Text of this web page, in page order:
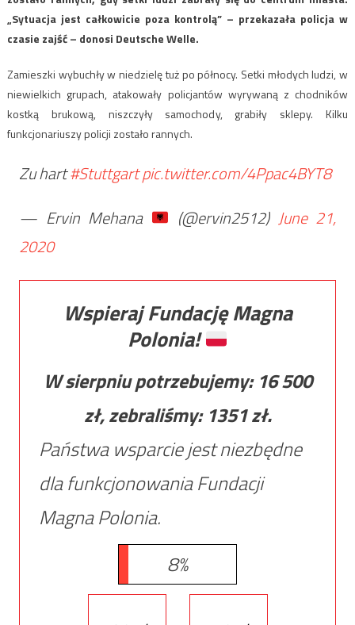
„Sytuacja jest całkowicie poza kontrolą” – przekazała policja w
czasie zajść – donosi Deutsche Welle.
Zamieszki wybuchły w niedzielę tuż po północy. Setki młodych ludzi, w
niewielkich grupach, atakowały policjantów wyrywaną z chodników
kostką brukową, niszczyły samochody, grabiły sklepy. Kilku
funkcjonariuszy policji zostało rannych.
Zu hart#Stuttgartpic.twitter.com/4Ppac4BYT8
— Ervin Mehana
(@ervin2512) June 21,
2020
Wspieraj Fundację Magna
Polonia!
W sierpniu potrzebujemy: 16 500
zł, zebraliśmy: 1351zł.
Państwa wsparcie jest niezbędne
dla funkcjonowania Fundacji
Magna Polonia.
8%